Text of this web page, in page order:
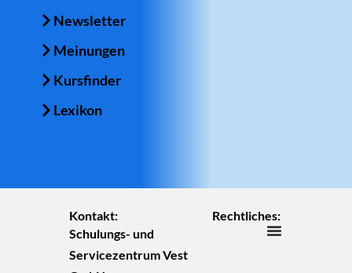
Newsletter
Meinungen
Kursfinder
Lexikon
Kontakt:
Schulungs- und
Servicezentrum Vest
Rechtliches: